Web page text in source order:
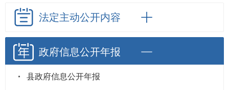
法定主动公开内容
政府信息公开年报
县政府信息公开年报